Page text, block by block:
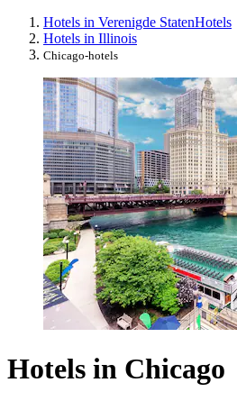
Hotels in Verenigde StatenHotels
Hotels in Illinois
Chicago-hotels
Hotels in Chicago